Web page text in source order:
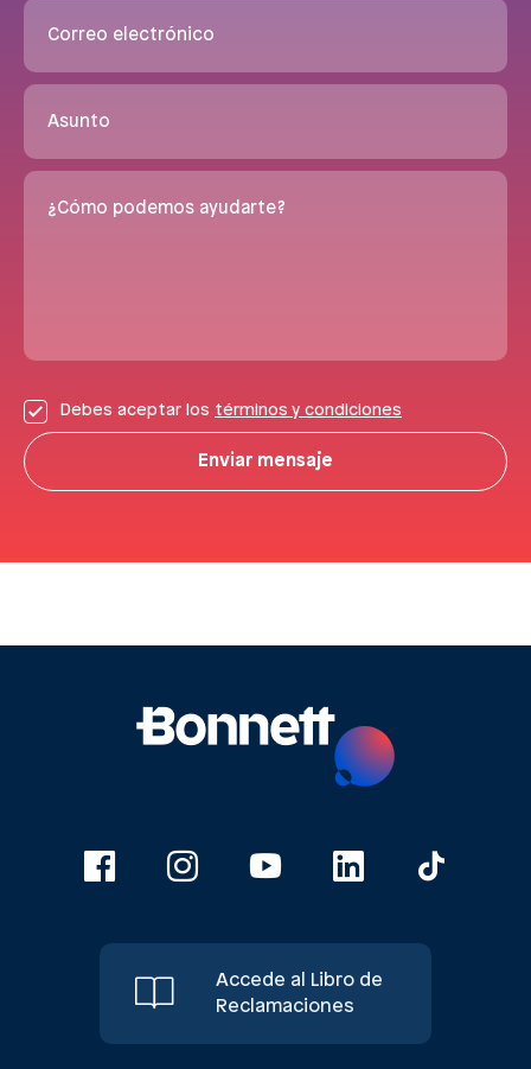
Correo electrónico
Asunto
¿Cómo podemos ayudarte?
Debes aceptar los términos y condiciones
Enviar mensaje
Accede al Libro de
Reclamaciones